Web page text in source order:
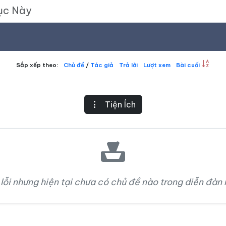
Sắp xếp theo: Chủ đề/ Tác giả Trả lời Lượt xem Bài cuối
Tiện Ích
nhưng hiện tại chưa có chủ đề nào trong diễn đàn